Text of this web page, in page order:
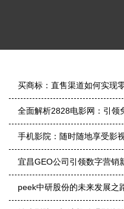
买商标：直售渠道如何实现
全面解析2828电影网：引领
手机影院：随时随地享受影
宜昌GEO公司引领数字营销
peek中研股份的未来发展之